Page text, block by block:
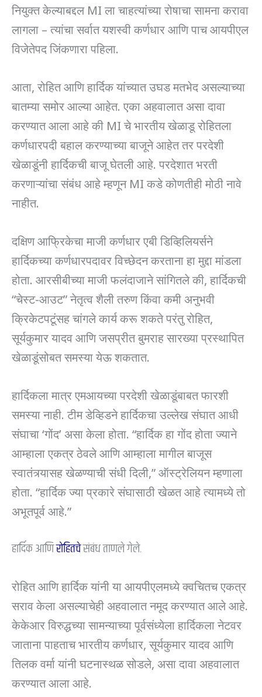
नियुक्त केल्याबद्दल MI ला चाहत्यांच्या रोषाचा सामना करावा
लागला – त्यांचा सर्वात यशस्वी कर्णधार आणि पाच आयपीएल
विजेतेपद जिंकणारा पहिला.
आता, रोहित आणि हार्दिक यांच्यात उघड मतभेद असल्याच्या
बातम्या समोर आल्या आहेत. एका अहवालात असा दावा
करण्यात आला आहे की MI चे भारतीय खेळाडू रोहितला
कर्णधारपदी बहाल करण्याच्या बाजूने आहेत तर परदेशी
खेळाडूंनी हार्दिकची बाजू घेतली आहे. परदेशात भरती
करणाऱ्यांचा संबंध आहे म्हणून MI कडे कोणतीही मोठी नावे
नाहीत.
दक्षिण आफ्रिकेचा माजी कर्णधार एबी डिव्हिलियर्सने
हार्दिकच्या कर्णधारपदावर विच्छेदन करताना हा मुद्दा मांडला
होता. आरसीबीच्या माजी फलंदाजाने सांगितले की, हार्दिकची
“चेस्ट-आउट” नेतृत्व शैली तरुण किंवा कमी अनुभवी
क्रिकेटपटूंसह चांगले कार्य करू शकते परंतु रोहित,
सूर्यकुमार यादव आणि जसप्रीत बुमराह सारख्या प्रस्थापित
खेळाडूंसोबत समस्या येऊ शकतात.
हार्दिकला मात्र एमआयच्या परदेशी खेळाडूंबाबत फारशी
समस्या नाही. टीम डेव्हिडने हार्दिकचा उल्लेख संघात आधी
संघाचा ‘गोंद’ असा केला होता. “हार्दिक हा गोंद होता ज्याने
आम्हाला एकत्र ठेवले आणि आम्हाला मागील बाजूस
स्वातंत्र्यासह खेळण्याची संधी दिली,” ऑस्ट्रेलियन म्हणाला
होता. “हार्दिक ज्या प्रकारे संघासाठी खेळत आहे त्यामध्ये तो
अभूतपूर्व आहे.”
हार्दिक आणिरोहितचेसंबंध ताणले गेले.
रोहित आणि हार्दिक यांनी या आयपीएलमध्ये क्वचितच एकत्र
सराव केला असल्याचेही अहवालात नमूद करण्यात आले आहे.
केकेआर विरुद्धच्या सामन्याच्या पूर्वसंध्येला हार्दिकला नेटवर
जाताना पाहताच भारतीय कर्णधार, सूर्यकुमार यादव आणि
तिलक वर्मा यांनी घटनास्थळ सोडले, असा दावा अहवालात
करण्यात आला आहे.